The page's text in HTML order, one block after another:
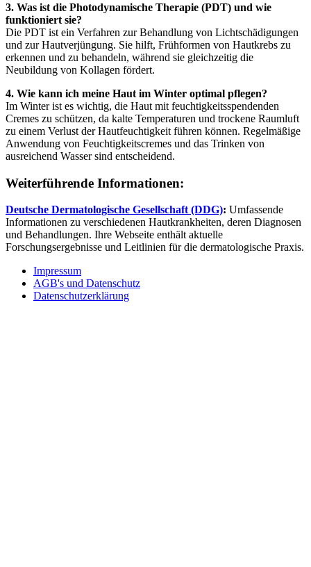
3. Was ist die Photodynamische Therapie (PDT) und wie
funktioniert sie?
Die PDT ist ein Verfahren zur Behandlung von Lichtschädigungen
und zur Hautverjüngung. Sie hilft, Frühformen von Hautkrebs zu
erkennen und zu behandeln, während sie gleichzeitig die
Neubildung von Kollagen fördert.
4. Wie kann ich meine Haut im Winter optimal pflegen?
Im Winter ist es wichtig, die Haut mit feuchtigkeitsspendenden
Cremes zu schützen, da kalte Temperaturen und trockene Raumluft
zu einem Verlust der Hautfeuchtigkeit führen können. Regelmäßige
Anwendung von Feuchtigkeitscremes und das Trinken von
ausreichend Wasser sind entscheidend.
Weiterführende Informationen:
Deutsche Dermatologische Gesellschaft (DDG): Umfassende
Informationen zu verschiedenen Hautkrankheiten, deren Diagnosen
und Behandlungen. Ihre Webseite enthält aktuelle
Forschungsergebnisse und Leitlinien für die dermatologische Praxis.
Impressum
AGB's und Datenschutz
Datenschutzerklärung